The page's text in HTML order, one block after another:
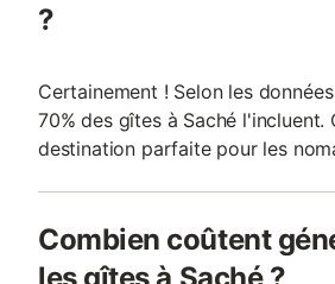
?
Certainement ! Selon les
70% des gîtes à Saché l'incluent.
destination parfaite pour les
Combien coûtent